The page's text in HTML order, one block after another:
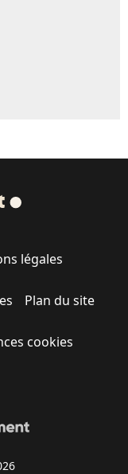
légales
Plan du site
cookies